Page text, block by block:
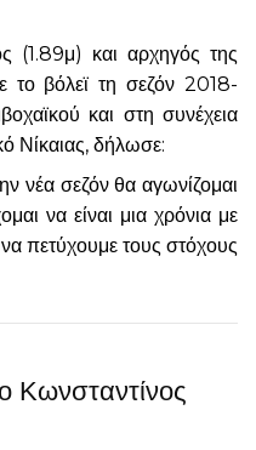
(1.89μ) και αρχηγός της
το βόλεϊ τη σεζόν 2018-
και στη συνέχεια
Νίκαιας, δήλωσε:
νέα σεζόν θα αγωνίζομαι
να είναι μια χρόνια με
πετύχουμε τους στόχους
Κωνσταντίνος